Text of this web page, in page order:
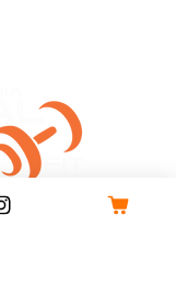
366 -